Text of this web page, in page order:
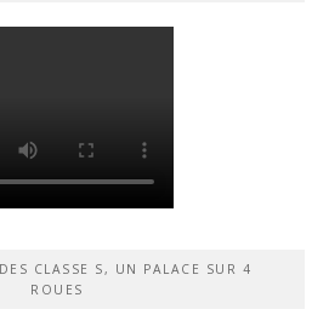
CLASSE S, UN PALACE SUR 4
ROUES